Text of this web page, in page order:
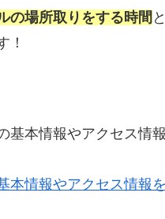
の場所取りをする時間
！
基本情報やアクセス情
本情報やアクセス情報